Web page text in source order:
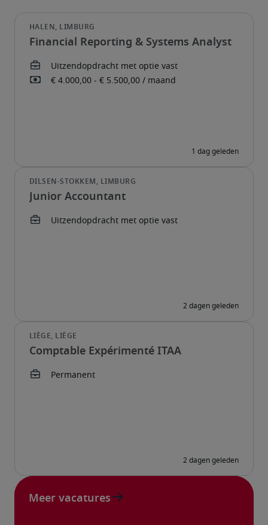
Financial Reporting & Systems Analyst
Junior Accountant
Comptable Expérimenté ITAA
Meer vacatures